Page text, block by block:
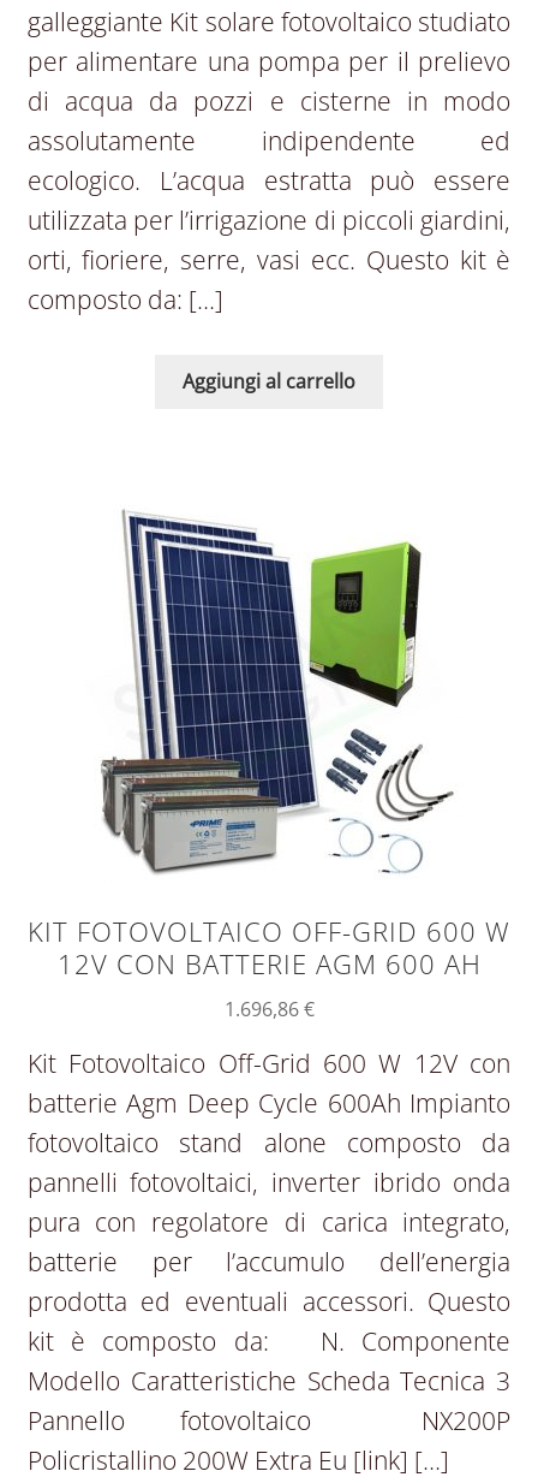
galleggiante Kit solare fotovoltaico studiato
per alimentare una pompa per il prelievo
di acqua da pozzi e cisterne in modo
assolutamente indipendente ed
ecologico. L’acqua estratta può essere
utilizzata per l’irrigazione di piccoli giardini,
orti, fioriere, serre, vasi ecc. Questo kit è
composto da: […]
Aggiungi al carrello
KIT FOTOVOLTAICO OFF-GRID 600 W
12V CON BATTERIE AGM 600 AH
1.696,86€
Kit Fotovoltaico Off-Grid 600 W 12V con
batterie Agm Deep Cycle 600Ah Impianto
fotovoltaico stand alone composto da
pannelli fotovoltaici, inverter ibrido onda
pura con regolatore di carica integrato,
batterie per l’accumulo dell’energia
prodotta ed eventuali accessori. Questo
kit è composto da: N. Componente
Modello Caratteristiche Scheda Tecnica 3
Pannello fotovoltaico NX200P
Policristallino 200W Extra Eu [link] […]